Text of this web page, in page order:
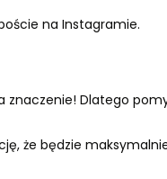
na Instagramie.
znaczenie! Dlatego
że będzie